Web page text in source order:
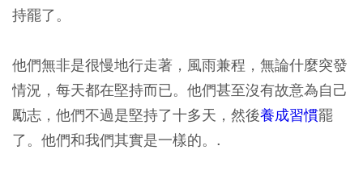
持罷了。
他們無非是很慢地行走著，風雨兼程，無論什麼突發
情況，每天都在堅持而已。他們甚至沒有故意為自己
勵志，他們不過是堅持了十多天，然後養成習慣罷
了。他們和我們其實是一樣的。.